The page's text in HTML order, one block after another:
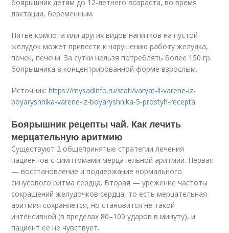
боярышник детям до 12-летнего возраста, во время
лактации, беременным.
Питье компота или других видов напитков на пустой
желудок может привести к нарушению работу желудка,
почек, печени. За сутки нельзя потреблять более 150 гр.
боярышника в концентрированной форме взрослым.
Источник:https://mysadinfo.ru/stati/varyat-li-varene-iz-
boyaryshnika-varene-iz-boyaryshnika-5-prostyh-recepta
Боярышник рецепты чай. Как лечить
мерцательную аритмию
Существуют 2 общепринятые стратегии лечения
пациентов с симптомами мерцательной аритмии. Первая
— восстановление и поддержание нормального
синусового ритма сердца. Вторая — урежение частоты
сокращений желудочков сердца, то есть мерцательная
аритмия сохраняется, но становится не такой
интенсивной (в пределах 80–100 ударов в минуту), и
пациент ее не чувствует.